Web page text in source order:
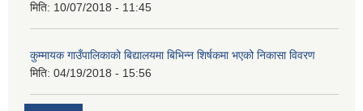
मिति: 10/07/2018 - 11:45
कुम्मायक गाउँपालिकाको बिद्यालयमा बिभिन्न शिर्षकमा भएको निकासा विवरण
मिति: 04/19/2018 - 15:56